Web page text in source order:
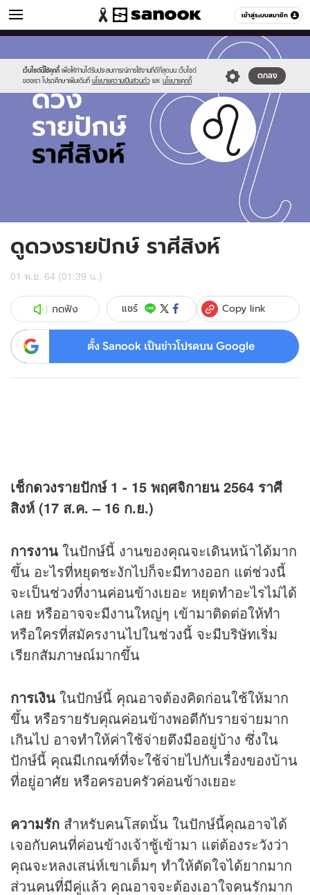
เข้าสู่ระบบสมาชิก
ดูดวง หมวดอื่นๆ
เว็บไซต์นี้ใช้คุกกี้ เพื่อให้ท่านได้รับประสบการณ์การใช้งานที่ดีที่สุดบน เว็บไซต์
ของเรา โปรดศึกษาเพิ่มเติมที่ นโยบายความเป็นส่วนตัว และ นโยบายคุกกี้
ตกลง
new-
sanook.png
//s.isanook.com/ho/0/ud/fxd/fortnightly/fortnightly-
leo.jpg
ดูดวงรายปักษ์ ราศีสิงห์
01 พ.ย. 64 (01:39 น.)
กดฟัง แชร์ Copy link
ตั้ง Sanook เป็นข่าวโปรดบน Google
เช็กดวงรายปักษ์ 1 - 15 พฤศจิกายน 2564 ราศี
สิงห์ (17 ส.ค. – 16 ก.ย.)
การงาน ในปักษ์นี้ งานของคุณจะเดินหน้าได้มาก
ขึ้น อะไรที่หยุดชะงักไปก็จะมีทางออก แต่ช่วงนี้
จะเป็นช่วงที่งานค่อนข้างเยอะ หยุดทำอะไรไม่ได้
เลย หรืออาจจะมีงานใหญ่ๆ เข้ามาติดต่อให้ทำ
หรือใครที่สมัครงานไปในช่วงนี้ จะมีบริษัทเริ่ม
เรียกสัมภาษณ์มากขึ้น
การเงิน ในปักษ์นี้ คุณอาจต้องคิดก่อนใช้ให้มาก
ขึ้น หรือรายรับคุณค่อนข้างพอดีกับรายจ่ายมาก
เกินไป อาจทำให้ค่าใช้จ่ายตึงมืออยู่บ้าง ซึ่งใน
ปักษ์นี้ คุณมีเกณฑ์ที่จะใช้จ่ายไปกับเรื่องของบ้าน
ที่อยู่อาศัย หรือครอบครัวค่อนข้างเยอะ
ความรัก สำหรับคนโสดนั้น ในปักษ์นี้คุณอาจได้
เจอกับคนที่ค่อนข้างเจ้าชู้เข้ามา แต่ต้องระวังว่า
คุณจะหลงเสน่ห์เขาเต็มๆ ทำให้ตัดใจได้ยากมาก
ส่วนคนที่มีคู่แล้ว คุณอาจจะต้องเอาใจคนรักมาก